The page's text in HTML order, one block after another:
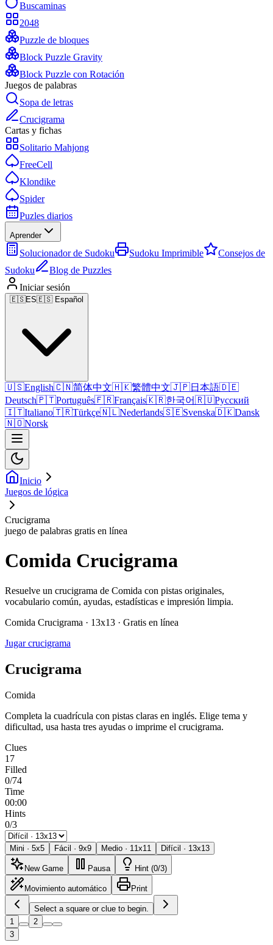
Buscaminas
2048
Puzzle de bloques
Block Puzzle Gravity
Block Puzzle con Rotación
Juegos de palabras
Sopa de letras
Crucigrama
Cartas y fichas
Solitario Mahjong
FreeCell
Klondike
Spider
Puzles diarios
Aprender
Solucionador de Sudoku Sudoku Imprimible
Consejos de
Sudoku
Blog de Puzzles
Iniciar sesión
🇪🇸ES🇪🇸 Español
🇺🇸English🇨🇳简体中文🇭🇰繁體中文🇯🇵日本語🇩🇪
Deutsch🇵🇹Português🇫🇷Français🇰🇷한국어🇷🇺Русский
🇮🇹Italiano🇹🇷Türkçe🇳🇱Nederlands🇸🇪Svenska🇩🇰Dansk
🇳🇴Norsk
Inicio
Juegos de lógica
Crucigrama
juego de palabras gratis en línea
Comida Crucigrama
Resuelve un crucigrama de Comida con pistas originales,
vocabulario común, ayudas, estadísticas e impresión limpia.
Comida Crucigrama · 13x13 · Gratis en línea
Jugar crucigrama
Crucigrama
Comida
Completa la cuadrícula con pistas claras en inglés. Elige tema y
dificultad, usa hasta tres ayudas o imprime el crucigrama.
Clues
17
Filled
0/74
Time
00:00
Hints
0/3
Mini · 5x5 Fácil · 9x9 Medio · 11x11 Difícil · 13x13
New Game Pausa Hint (0/3)
Movimiento automático Print
Select a square or clue to begin.
1
2
3